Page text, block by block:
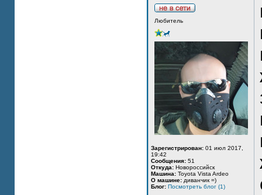
Любитель
Зарегистрирован: 01 июл 2017,
19:42
Сообщения: 51
Откуда: Новороссийск
Машина: Toyota Vista Ardeo
О машине: диванчик =)
Блог: Посмотреть блог (1)